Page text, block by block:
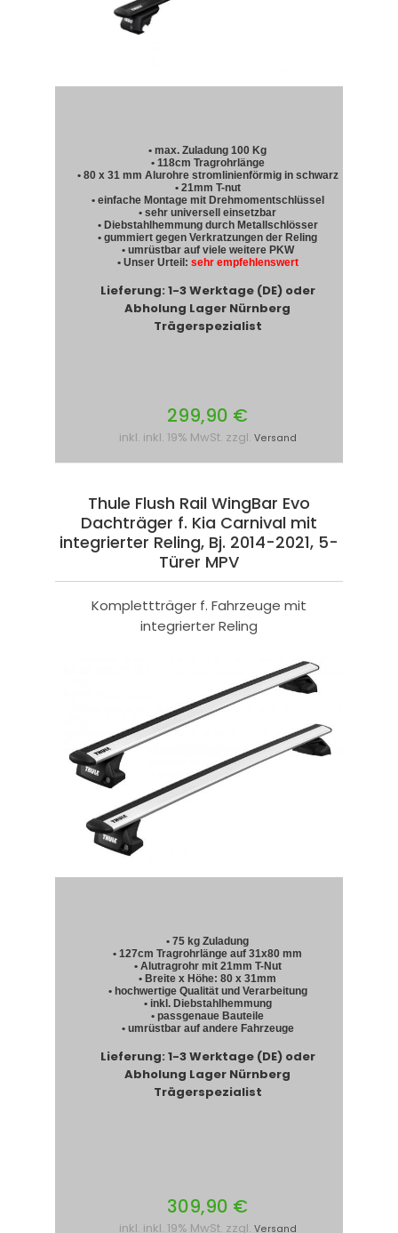
• max. Zuladung 100 Kg
• 118cm Tragrohrlänge
• 80 x 31 mm Alurohre stromlinienförmig in schwarz
• 21mm T-nut
• einfache Montage mit Drehmomentschlüssel
• sehr universell einsetzbar
• Diebstahlhemmung durch Metallschlösser
• gummiert gegen Verkratzungen der Reling
• umrüstbar auf viele weitere PKW
• Unser Urteil: sehr empfehlenswert
Lieferung: 1-3 Werktage (DE) oder
Abholung Lager Nürnberg
Trägerspezialist
299,90 €
inkl. inkl. 19% MwSt. zzgl. Versand
Thule Flush Rail WingBar Evo
Dachträger f. Kia Carnival mit
integrierter Reling, Bj. 2014-2021, 5-
Türer MPV
Komplettträger f. Fahrzeuge mit
integrierter Reling
• 75 kg Zuladung
• 127cm Tragrohrlänge auf 31x80 mm
• Alutragrohr mit 21mm T-Nut
• Breite x Höhe: 80 x 31mm
• hochwertige Qualität und Verarbeitung
• inkl. Diebstahlhemmung
• passgenaue Bauteile
• umrüstbar auf andere Fahrzeuge
Lieferung: 1-3 Werktage (DE) oder
Abholung Lager Nürnberg
Trägerspezialist
309,90 €
inkl. inkl. 19% MwSt. zzgl. Versand